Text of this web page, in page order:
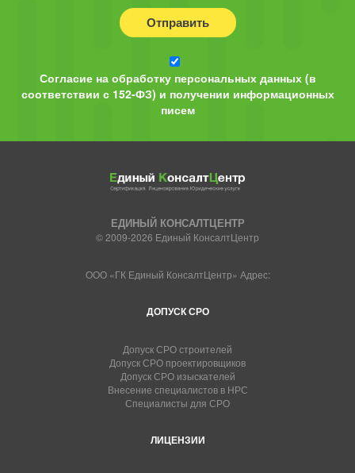
Отправить
Согласие на обработку персональных данных (в
соответствии с 152-ФЗ) и получении информационных
писем
ЕДИНЫЙ КОНСАЛТЦЕНТР
© 2009-2026 Единый КонсалтЦентр
ООО «ГК Единый КонсалтЦентр» Адрес:
ДОПУСК СРО
Допуск СРО строителей
Допуск СРО проектировщиков
Допуск СРО изыскателей
Внесение специалистов в НРС
Специалисты для СРО
ЛИЦЕНЗИИ